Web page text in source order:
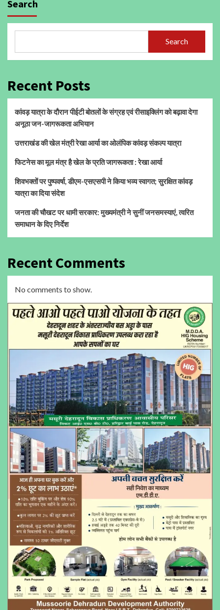
Search
Search
Recent Posts
कांवड़ यात्रा के दौरान पीईटी बोतलों के संग्रह एवं रीसाइक्लिंग को बढ़ावा देगा
अनूठा जन-जागरूकता अभियान
उत्तराखंड की खेल मंत्री रेखा आर्या का ओलंपिक कांवड़ संकल्प यात्रा
फिटनेस का मूल मंत्र है खेल के प्रति जागरूकता : रेखा आर्या
शिवभक्तों पर पुष्पवर्षा, डीएम-एसएसपी ने किया भव्य स्वागत; सुरक्षित कांवड़
यात्रा का दिया संदेश
जनता की चौखट पर धामी सरकार: मुख्यमंत्री ने सुनीं जनसमस्याएं, त्वरित
समाधान के दिए निर्देश
Recent Comments
No comments to show.